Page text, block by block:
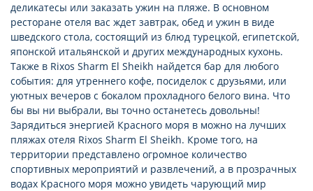
деликатесы или заказать ужин на пляже. В основном
ресторане отеля вас ждет завтрак, обед и ужин в виде
шведского стола, состоящий из блюд турецкой, египетской,
японской итальянской и других международных кухонь.
Также в Rixos Sharm El Sheikh найдется бар для любого
события: для утреннего кофе, посиделок с друзьями, или
уютных вечеров с бокалом прохладного белого вина. Что
бы вы ни выбрали, вы точно останетесь довольны!
Зарядиться энергией Красного моря в можно на лучших
пляжах отеля Rixos Sharm El Sheikh. Кроме того, на
территории представлено огромное количество
спортивных мероприятий и развлечений, а в прозрачных
водах Красного моря можно увидеть чарующий мир